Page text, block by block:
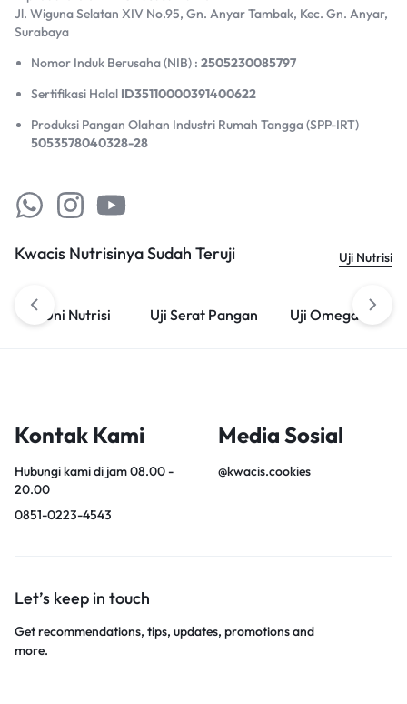
Jl. Wiguna Selatan XIV No.95, Gn. Anyar Tambak, Kec. Gn. Anyar,
Surabaya​
Nomor Induk Berusaha (NIB) :2505230085797
Sertifikasi Halal ID35110000391400622
Produksi Pangan Olahan Industri Rumah Tangga (SPP-IRT)
5053578040328-28
Kwacis Nutrisinya Sudah Teruji Uji Nutrisi
Uni Nutrisi Uji Serat Pangan Uji Omega 3
Kontak Kami
Hubungi kami di jam 08.00 -
20.00
0851-0223-4543
Media Sosial
@kwacis.cookies
Let’s keep in touch
Get recommendations, tips, updates, promotions and
more.